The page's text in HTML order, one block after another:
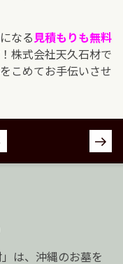
なる 見積もりも無料
株式会社天久石材で
こめてお手伝いさせ
は、沖縄のお墓を